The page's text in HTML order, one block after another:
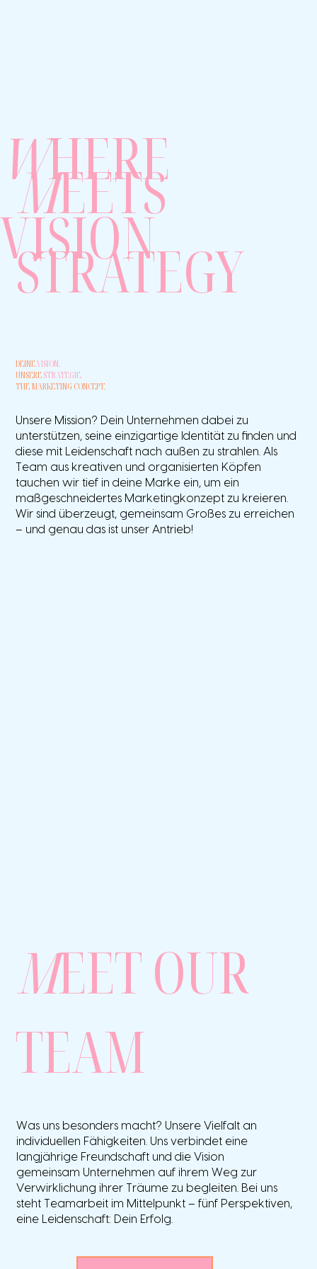
WHERE
VISION
MEETS
STRATEGY
DEINEVISION.
UNSERESTRATEGIE.
THE MARKETING CONCEPT.
Unsere Mission? Dein Unternehmen dabei zu
unterstützen, seine einzigartige Identität zu finden und
diese mit Leidenschaft nach außen zu strahlen. Als
Team aus kreativen und organisierten Köpfen
tauchen wir tief in deine Marke ein, um ein
maßgeschneidertes Marketingkonzept zu kreieren.
Wir sind überzeugt, gemeinsam Großes zu erreichen
– und genau das ist unser Antrieb!
MEET OUR
TEAM
Was uns besonders macht? Unsere Vielfalt an
individuellen Fähigkeiten. Uns verbindet eine
langjährige Freundschaft und die Vision
gemeinsam Unternehmen auf ihrem Weg zur
Verwirklichung ihrer Träume zu begleiten. Bei uns
steht Teamarbeit im Mittelpunkt – fünf Perspektiven,
eine Leidenschaft: Dein Erfolg.